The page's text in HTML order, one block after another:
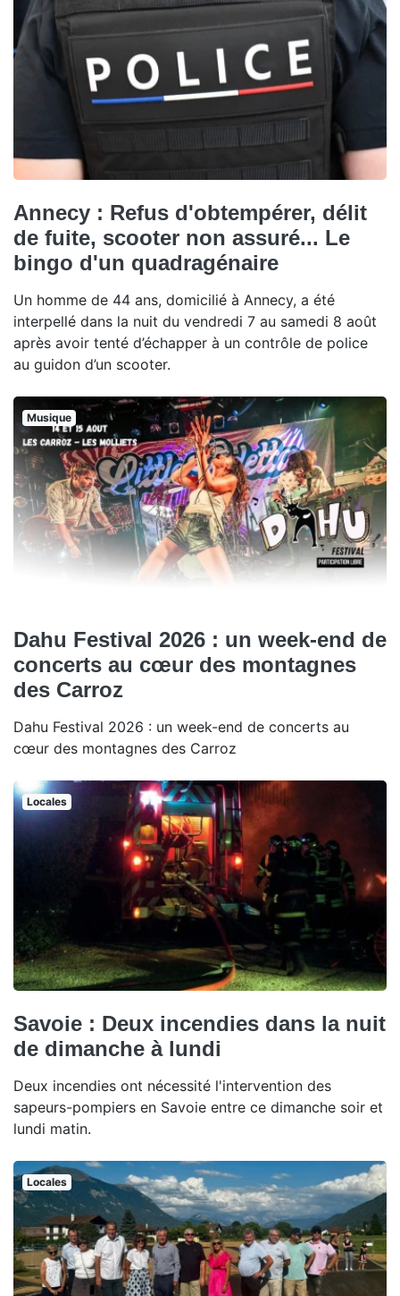
Annecy : Refus d'obtempérer, délit
de fuite, scooter non assuré... Le
bingo d'un quadragénaire
Un homme de 44 ans, domicilié à Annecy, a été
interpellé dans la nuit du vendredi 7 au samedi 8 août
après avoir tenté d’échapper à un contrôle de police
au guidon d’un scooter.
Musique
Dahu Festival 2026 : un week-end de
concerts au cœur des montagnes
des Carroz
Dahu Festival 2026 : un week-end de concerts au
cœur des montagnes des Carroz
Locales
Savoie : Deux incendies dans la nuit
de dimanche à lundi
Deux incendies ont nécessité l'intervention des
sapeurs-pompiers en Savoie entre ce dimanche soir et
lundi matin.
Locales